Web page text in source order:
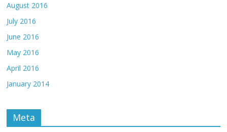
August 2016
July 2016
June 2016
May 2016
April 2016
January 2014
Meta